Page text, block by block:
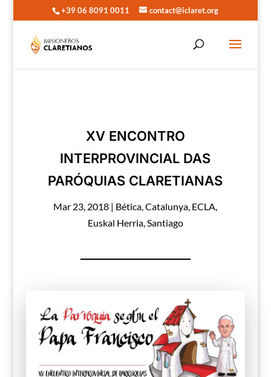
+39 06 8091 0011 contact@iclaret.org
XV ENCONTRO
INTERPROVINCIAL DAS
PARÓQUIAS CLARETIANAS
Mar 23, 2018 | Bética,Catalunya, ECLA,
Euskal Herria,Santiago